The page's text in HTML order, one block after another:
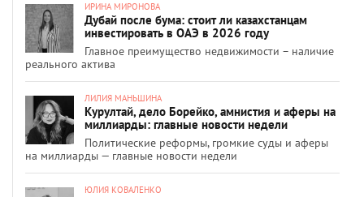
ИРИНА МИРОНОВА
Дубай после бума: стоит ли казахстанцам
инвестировать в ОАЭ в 2026 году
Главное преимущество недвижимости – наличие
реального актива
ЛИЛИЯ МАНЬШИНА
Курултай, дело Борейко, амнистия и аферы на
миллиарды: главные новости недели
Политические реформы, громкие суды и аферы
на миллиарды — главные новости недели
ЮЛИЯ КОВАЛЕНКО